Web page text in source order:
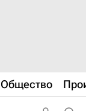
Общество